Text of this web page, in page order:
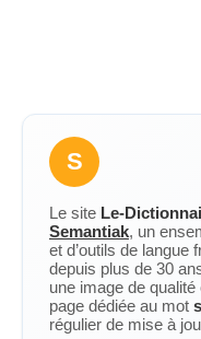
S
Le site Le-
Semantiak, un
et d’outils de langue
depuis plus de 30
une image de
page dédiée au mot
régulier de mise à